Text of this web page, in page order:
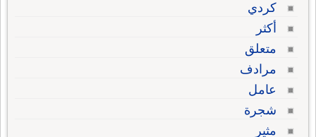
كردي
أكثر
متعلق
مرادف
عامل
شجرة
مثير